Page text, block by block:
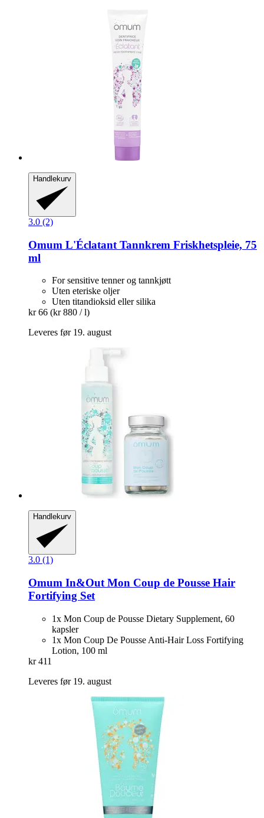
Handlekurv
3.0 (2)
Omum L'Éclatant Tannkrem Friskhetspleie, 75
ml
For sensitive tenner og tannkjøtt
Uten eteriske oljer
Uten titandioksid eller silika
kr 66 (kr 880 / l)
Leveres før 19. august
Handlekurv
3.0 (1)
Omum In&Out Mon Coup de Pousse Hair
Fortifying Set
1x Mon Coup de Pousse Dietary Supplement, 60
kapsler
1x Mon Coup De Pousse Anti-Hair Loss Fortifying
Lotion, 100 ml
kr 411
Leveres før 19. august